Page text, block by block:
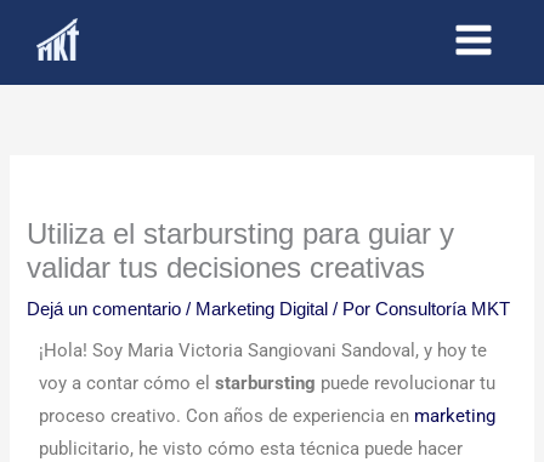
Utiliza el starbursting para guiar y
validar tus decisiones creativas
Dejá un comentario / Marketing Digital / PorConsultoría MKT
¡Hola! Soy Maria Victoria Sangiovani Sandoval, y hoy te
voy a contar cómo elstarbursting puede revolucionar tu
proceso creativo. Con años de experiencia en marketing
publicitario, he visto cómo esta técnica puede hacer